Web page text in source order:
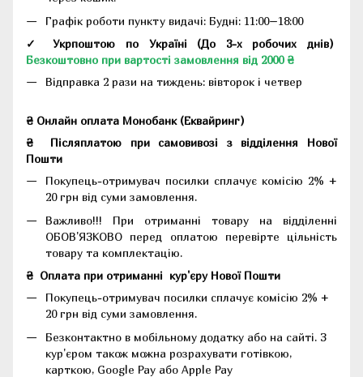
Графік роботи пункту видачі: Будні: 11:00–18:00
✓ Укрпоштою по Україні (До 3-х робочих днів)
Безкоштовно при вартості замовлення від 2000 ₴
Відправка 2 рази на тиждень: вівторок і четвер
₴ Онлайн оплата Монобанк (Еквайринг)
₴
Післяплатою при самовивозі з відділення Нової
Пошти
Покупець-отримувач посилки сплачує комісію 2% +
20 грн від суми замовлення.
Важливо!!! При отриманні товару на відділенні
ОБОВ'ЯЗКОВО перед оплатою перевірте цільність
товару та комплектацію.
₴ Оплата при отриманні кур'єру Нової Пошти
Покупець-отримувач посилки сплачує комісію 2% +
20 грн від суми замовлення.
Безконтактно в мобільному додатку або на сайті. З
кур'єром також можна розрахувати готівкою,
карткою, Google Pay або Apple Pay